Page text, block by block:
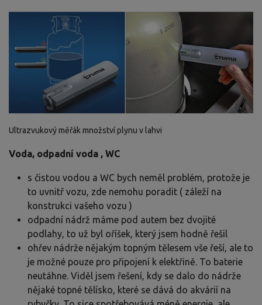
Ultrazvukový měřák množství plynu v lahvi
Voda, odpadní voda , WC
s čistou vodou a WC bych neměl problém, protože je
to uvnitř vozu, zde nemohu poradit ( záleží na
konstrukci vašeho vozu )
odpadní nádrž máme pod autem bez dvojité
podlahy, to už byl oříšek, který jsem hodně řešil
ohřev nádrže nějakým topným tělesem vše řeší, ale to
je možné pouze pro připojení k elektřině. To baterie
neutáhne. Viděl jsem řešení, kdy se dalo do nádrže
nějaké topné tělísko, které se dává do akvárií na